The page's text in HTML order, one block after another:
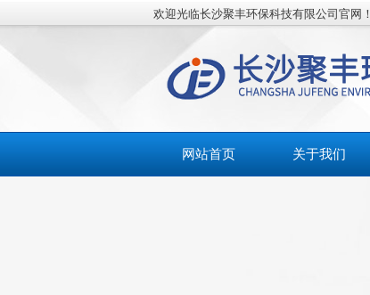
欢迎光临长沙聚丰环保科技有限公司官网！
网站首页 关于我们